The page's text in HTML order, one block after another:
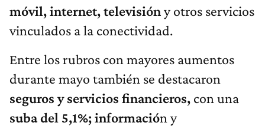
móvil, internet, televisióny otros servicios
vinculados a la conectividad.
Entre los rubros con mayores aumentos
durante mayo también se destacaron
seguros y servicios financieros, con una
suba del 5,1%; información y